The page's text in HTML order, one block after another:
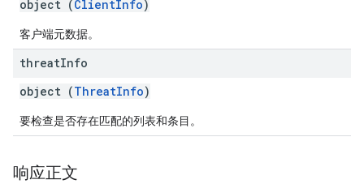
object (ClientInfo)
客户端元数据。
threatInfo
object (ThreatInfo)
要检查是否存在匹配的列表和条目。
响应正文